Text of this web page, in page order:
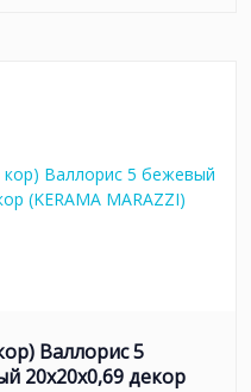
Валлорис 5
20x20x0,69 декор